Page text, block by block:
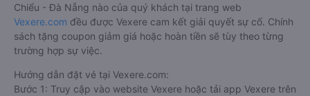
Chiểu - Đà Nẵng nào của quý khách tại trang web
Vexere.com đều được Vexere cam kết giải quyết sự cố. Chính
sách tặng coupon giảm giá hoặc hoàn tiền sẽ tùy theo từng
trường hợp sự việc.
Hướng dẫn đặt vé tại Vexere.com:
Bước 1: Truy cập vào website Vexere hoặc tải app Vexere trên